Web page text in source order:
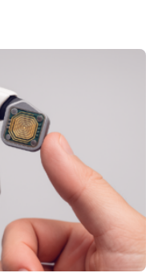
oder in ihrer
Die
Begleitung
Das Ziel ist
der Person
Personen unterstützt
schlägt. „Die Idee